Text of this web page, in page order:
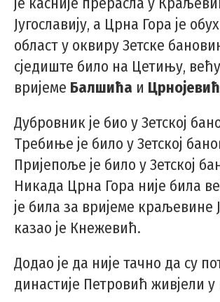
Југославију, а Црна Гора је
област у оквиру Зетске
сједиште било на Цетињу,
вријеме Балшића и
Дубровник је био у Зетској
Требиње је било у Зетској
Пријепоље је било у Зетској
Никада Црна Гора није била
је била за вријеме краљевине
казао је Кнежевић.
Додао је да није тачно да су
династије Петровић живјели